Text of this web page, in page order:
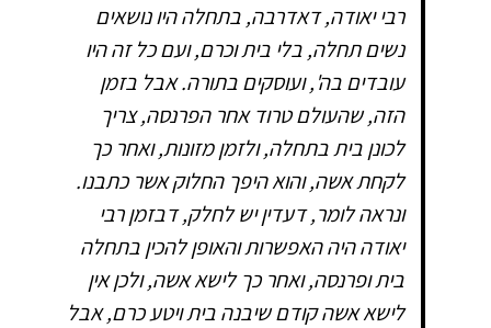
רבי יאודה, דאדרבה, בתחלה היו נושאים
נשים תחלה, בלי בית וכרם, ועם כל זה היו
עובדים בה', ועוסקים בתורה. אבל בזמן
הזה, שהעולם טרוד אחר הפרנסה, צריך
לכונן בית בתחלה, ולזמן מזונות, ואחר כך
לקחת אשה, והוא היפך החלוק אשר כתבנו.
ונראה לומר, דעדין יש לחלק, דבזמן רבי
יאודה היה האפשרות והאופן להכין בתחלה
בית ופרנסה, ואחר כך לישא אשה, ולכן אין
לישא אשה קודם שיבנה בית ויטע כרם, אבל